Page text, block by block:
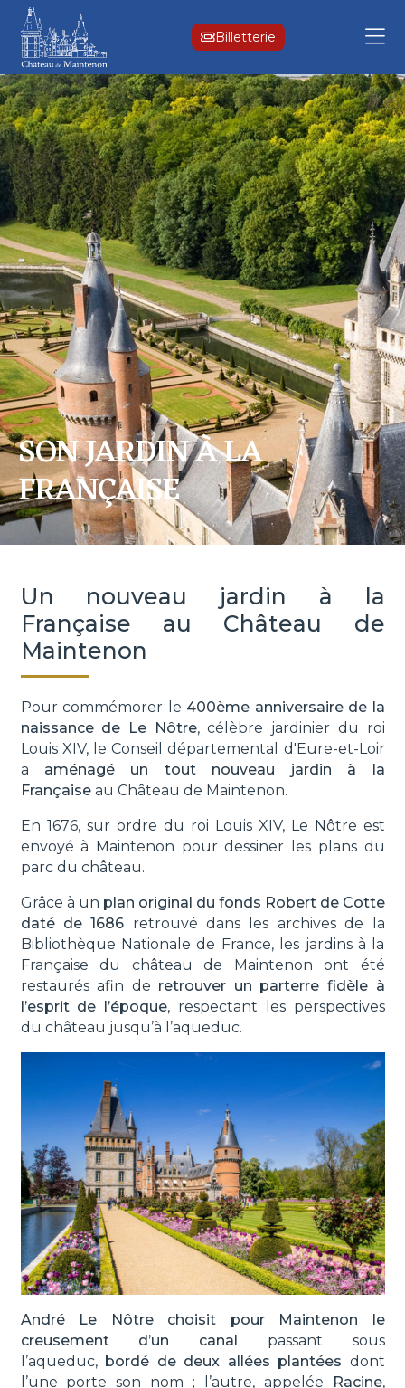
Billetterie
SON JARDIN À LA
FRANÇAISE
Un nouveau jardin à la
Française au Château de
Maintenon
Pour commémorer le 400ème anniversaire de la
naissance de Le Nôtre, célèbre jardinier du roi
Louis XIV, le Conseil départemental d'Eure-et-Loir
a aménagé un tout nouveau jardin à la
Françaiseau Château de Maintenon.
En 1676, sur ordre du roi Louis XIV, Le Nôtre est
envoyé à Maintenon pour dessiner les plans du
parc du château.
Grâce à un plan original du fonds Robert de Cotte
daté de 1686 retrouvé dans les archives de la
Bibliothèque Nationale de France, les jardins à la
Française du château de Maintenon ont été
restaurés afin de retrouver un parterre fidèle à
l’esprit de l’époque, respectant les perspectives
du château jusqu’à l’aqueduc.
André Le Nôtre choisit pour Maintenon le
creusement d’un canal
passant sous
l’aqueduc, bordé de deux allées plantées dont
l’une porte son nom ; l’autre, appelée
Racine,